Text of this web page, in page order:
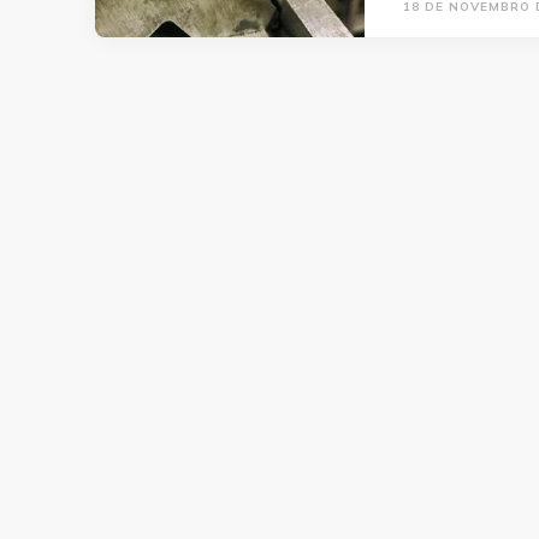
18 DE NOVEMBRO